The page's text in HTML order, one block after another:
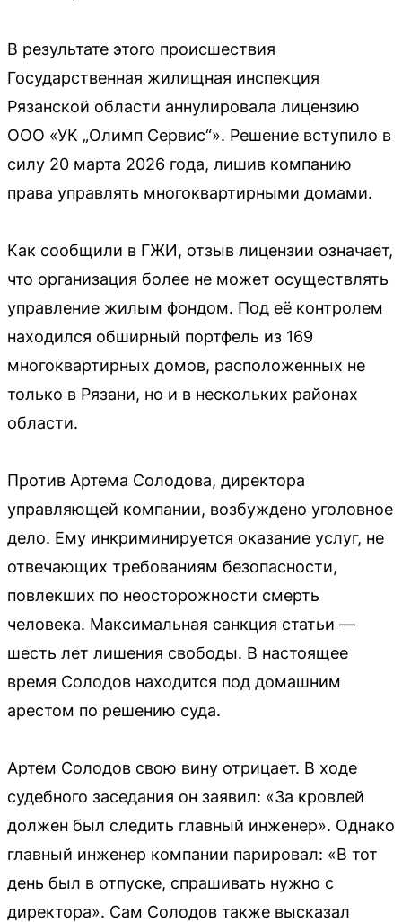
В результате этого происшествия
Государственная жилищная инспекция
Рязанской области аннулировала лицензию
ООО «УК „Олимп Сервис“». Решение вступило в
силу 20 марта 2026 года, лишив компанию
права управлять многоквартирными домами.
Как сообщили в ГЖИ, отзыв лицензии означает,
что организация более не может осуществлять
управление жилым фондом. Под её контролем
находился обширный портфель из 169
многоквартирных домов, расположенных не
только в Рязани, но и в нескольких районах
области.
Против Артема Солодова, директора
управляющей компании, возбуждено уголовное
дело. Ему инкриминируется оказание услуг, не
отвечающих требованиям безопасности,
повлекших по неосторожности смерть
человека. Максимальная санкция статьи —
шесть лет лишения свободы. В настоящее
время Солодов находится под домашним
арестом по решению суда.
Артем Солодов свою вину отрицает. В ходе
судебного заседания он заявил: «За кровлей
должен был следить главный инженер». Однако
главный инженер компании парировал: «В тот
день был в отпуске, спрашивать нужно с
директора». Сам Солодов также высказал